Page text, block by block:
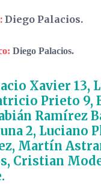
Diego Palacios.
Diego Palacios.
Xavier 13,
Prieto 9,
Ramírez
2, Luciano
Martín
Cristian